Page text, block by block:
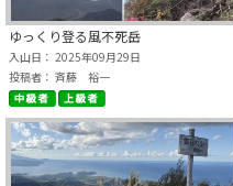
ゆっくり登る風不死岳
入山日： 2025年09月29日
投稿者： 斉藤 裕一